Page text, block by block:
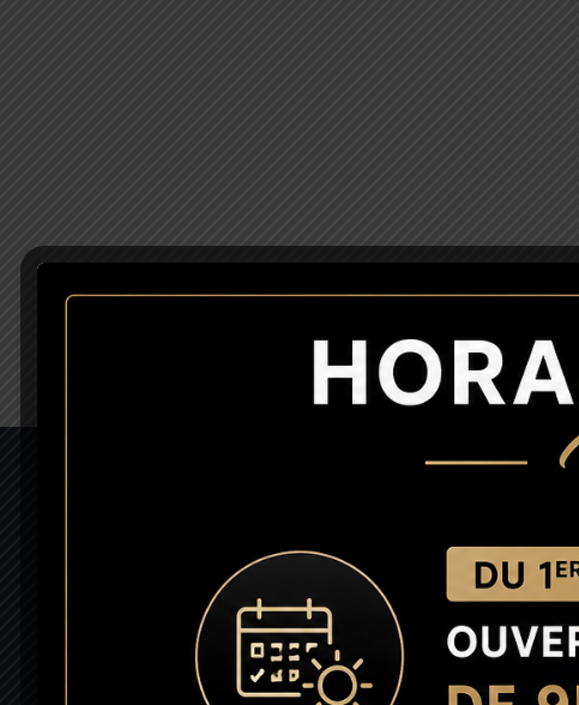
INFORMATIONS
Mentions légales
Contact
Nos garanties